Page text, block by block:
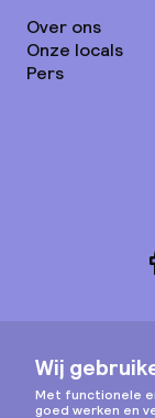
Over ons
Onze locals
Pers